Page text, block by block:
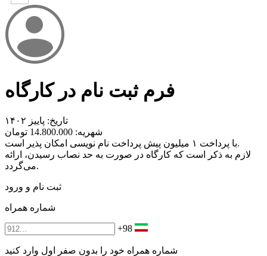
فرم ثبت نام در کارگاه
تاریخ: پاییز ١۴٠٢
شهریه: 14.800.000 تومان
با پرداخت ١ میلیون پیش پرداخت نام نویسی امکان پذیر است.
لازم به ذکر است که کارگاه در صورت به حد نصاب رسیدن، ارائه
می‌گردد.
ثبت نام و ورود
شماره همراه
+98
شماره همراه خود را بدون صفر اول وارد کنید